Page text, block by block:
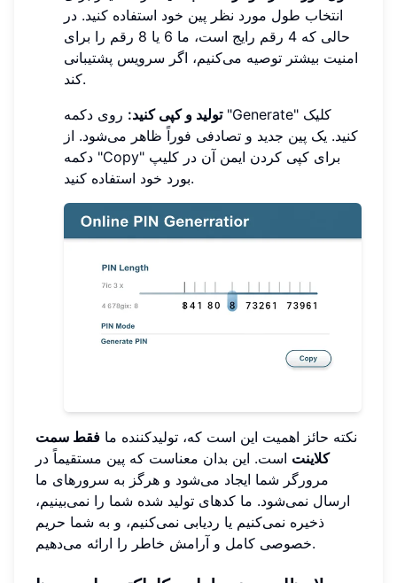
انتخاب طول مورد نظر پین خود استفاده کنید. در
حالی که 4 رقم رایج است، ما 6 یا 8 رقم را برای
امنیت بیشتر توصیه می‌کنیم، اگر سرویس پشتیبانی
کند.
تولید و کپی کنید: روی دکمه "Generate" کلیک
کنید. یک پین جدید و تصادفی فوراً ظاهر می‌شود. از
دکمه "Copy" برای کپی کردن ایمن آن در کلیپ
بورد خود استفاده کنید.
نکته حائز اهمیت این است که، تولیدکننده ما فقط سمت
کلاینت است. این بدان معناست که پین مستقیماً در
مرورگر شما ایجاد می‌شود و هرگز به سرورهای ما
ارسال نمی‌شود. ما کدهای تولید شده شما را نمی‌بینیم،
ذخیره نمی‌کنیم یا ردیابی نمی‌کنیم، و به شما حریم
خصوصی کامل و آرامش خاطر را ارائه می‌دهیم.